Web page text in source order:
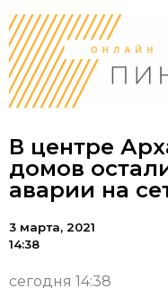
В центре
домов
аварии на
3 марта, 2021
14:38
сегодня 14:38